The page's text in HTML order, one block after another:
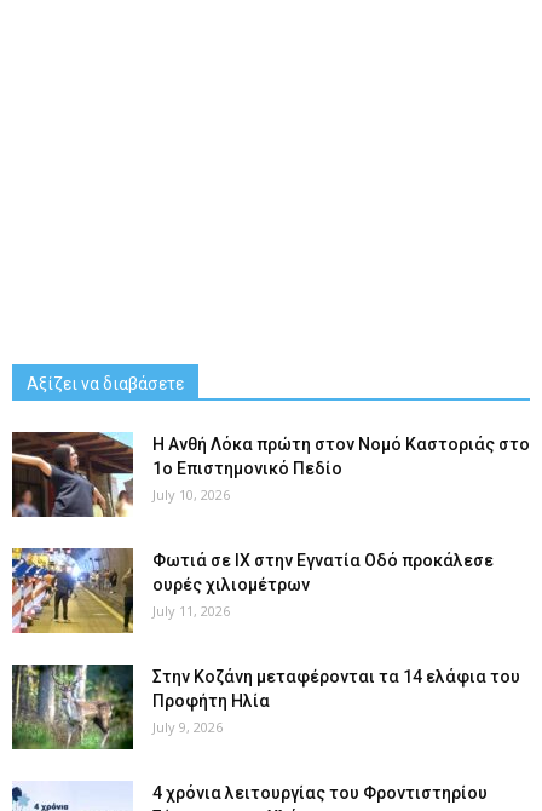
Αξίζει να διαβάσετε
Η Ανθή Λόκα πρώτη στον Νομό Καστοριάς στο
1ο Επιστημονικό Πεδίο
July 10, 2026
Φωτιά σε ΙΧ στην Εγνατία Οδό προκάλεσε
ουρές χιλιομέτρων
July 11, 2026
Στην Κοζάνη μεταφέρονται τα 14 ελάφια του
Προφήτη Ηλία
July 9, 2026
4 χρόνια λειτουργίας του Φροντιστηρίου